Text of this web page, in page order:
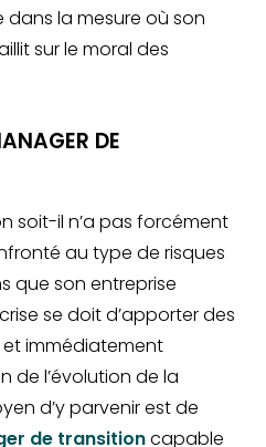
la mesure où son
sur le moral des
DE
soit-il n’a pas forcément
au type de risques
que son entreprise
se doit d’apporter des
immédiatement
l’évolution de la
d’y parvenir est de
de transitioncapable